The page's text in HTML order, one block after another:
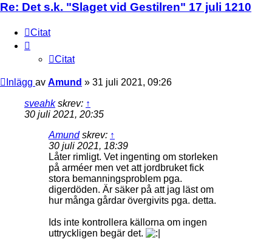
Re: Det s.k. "Slaget vid Gestilren" 17 juli 1210
Citat
Citat
Inlägg av Amund » 31 juli 2021, 09:26
sveahkskrev: ↑
30 juli 2021, 20:35
Amundskrev: ↑
30 juli 2021, 18:39
Låter rimligt. Vet ingenting om storleken
på arméer men vet att jordbruket fick
stora bemanningsproblem pga.
digerdöden. Är säker på att jag läst om
hur många gårdar övergivits pga. detta.
Ids inte kontrollera källorna om ingen
uttryckligen begär det.